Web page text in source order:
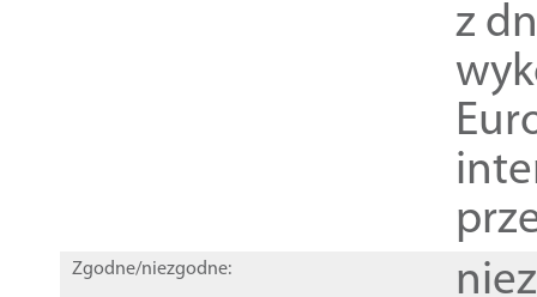
z
Zgodne/niezgodne: